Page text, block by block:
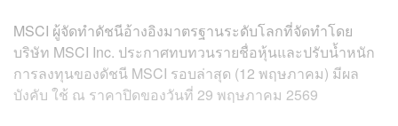
MSCI ผู้จัดทำดัชนีอ้างอิงมาตรฐานระดับโลกที่จัดทำโดย
บริษัท MSCI Inc. ประกาศทบทวนรายชื่อหุ้นและปรับน้ำหนัก
การลงทุนของดัชนี MSCI รอบล่าสุด (12 พฤษภาคม) มีผล
บังคับ ใช้ ณ ราคาปิดของวันที่ 29 พฤษภาคม 2569